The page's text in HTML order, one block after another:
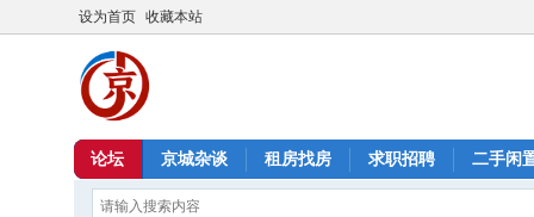
设为首页 收藏本站
论坛 京城杂谈 租房找房 求职招聘 二手闲